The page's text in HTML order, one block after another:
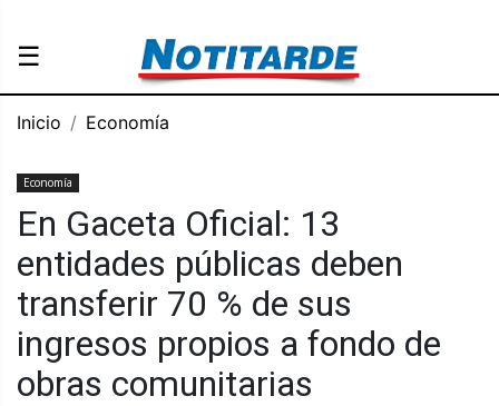
☰
Inicio Economía
Economía
En Gaceta Oficial: 13
entidades públicas deben
transferir 70 % de sus
ingresos propios a fondo de
obras comunitarias